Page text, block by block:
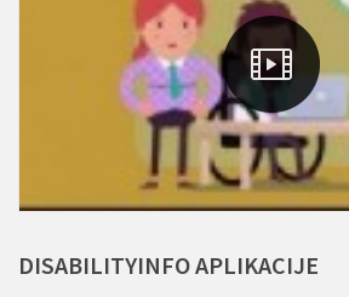
DISABILITYINFOAPLIKACIJE